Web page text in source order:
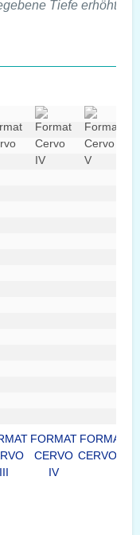
Tiefe erhöht
III
FORMAT
CERVO
IV
FORMAT
CERVO V